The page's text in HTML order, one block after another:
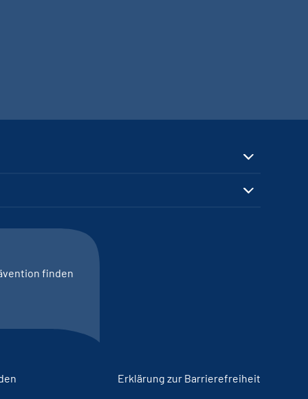
finden
Erklärung zur Barrierefreiheit